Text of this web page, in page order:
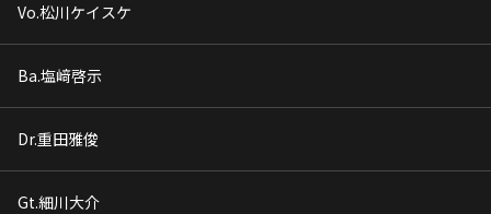
Vo.松川ケイスケ
Ba.塩﨑啓示
Dr.重田雅俊
Gt.細川大介